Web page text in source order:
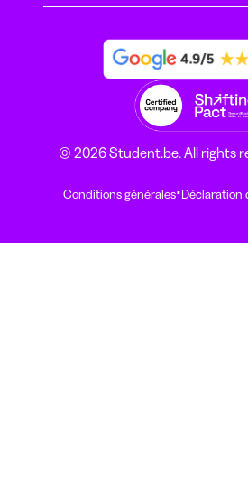
© 2026 Student.be. All rights
Conditions générales·Déclaration